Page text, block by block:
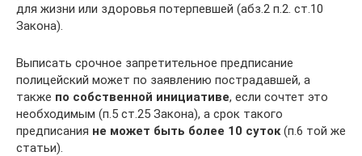
для жизни или здоровья потерпевшей (абз.2 п.2. ст.10
Закона).
Выписать срочное запретительное предписание
полицейский может по заявлению пострадавшей, а
также по собственной инициативе, если сочтет это
необходимым (п.5 ст.25 Закона), а срок такого
предписания не может быть более 10 суток(п.6 той же
статьи).